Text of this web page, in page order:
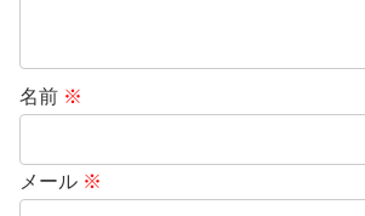
名前 ※
メール ※